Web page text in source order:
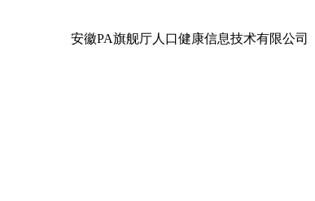
安徽PA旗舰厅人口健康信息技术有限公司